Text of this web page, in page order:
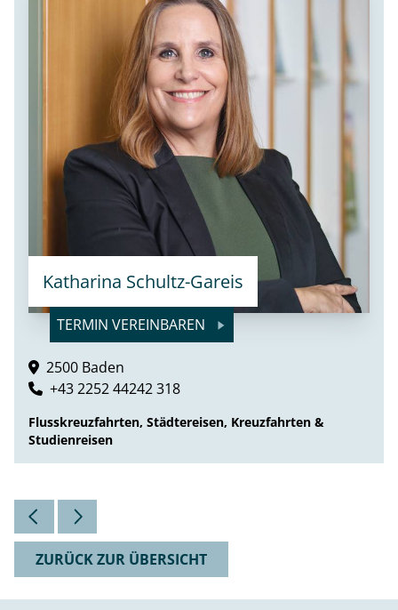
Katharina Schultz-Gareis
TERMIN VEREINBAREN
2500 Baden
+43 2252 44242 318
Flusskreuzfahrten, Städtereisen, Kreuzfahrten &
Studienreisen
ZURÜCK ZUR ÜBERSICHT